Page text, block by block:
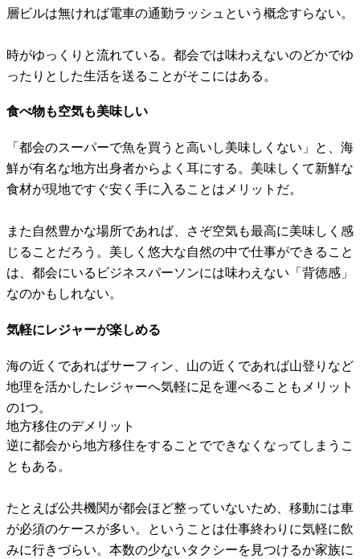
層ビルは無ければ電車の通勤ラッシュという概念すらない。
時がゆっくりと流れている。都会では味わえないのどかでゆ
ったりとした生活を送ることがそこにはある。
食べ物も空気も美味しい
「都会のスーパーで魚を買うと高いし美味しくない」と、海
鮮が有名な地方出身者からよく耳にする。美味しくて新鮮な
食材が現地ですぐ安く手に入ることはメリットだ。
また自然豊かな場所であれば、さぞ空気も最高に美味しく感
じることだろう。美しく悠大な自然の中で仕事ができること
は、都会にいるビジネスパーソンには味わえない「背徳感」
なのかもしれない。
気軽にレジャーが楽しめる
海の近くであればサーフィン、山の近くであれば山登りなど
地理を活かしたレジャーへ気軽に足を運べることもメリット
の1つ。
地方移住のデメリット
逆に都会から地方移住をすることでできなくなってしまうこ
ともある。
たとえば公共機関が都会ほど整っていないため、移動には車
が必須のケースが多い。ということは仕事終わりに気軽に飲
みに行きづらい。本数の少ないタクシーを見つけるか家族に